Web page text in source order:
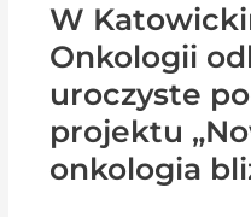
W
Onkologii
uroczyste
projektu
onkologia